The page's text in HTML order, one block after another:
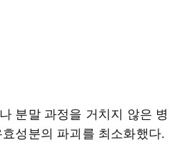
분말 과정을 거치지 않은 병
성분의 파괴를 최소화했다.